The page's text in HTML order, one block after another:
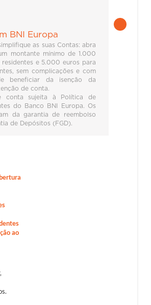
BNI Europa
as suas Contas: abra
montante mínimo de 1.000
residentes e 5.000 euros para
sem complicações e com
beneficiar da isenção da
de conta.
conta sujeita à Política de
do Banco BNI Europa. Os
da garantia de reembolso
de Depósitos (FGD).
ao